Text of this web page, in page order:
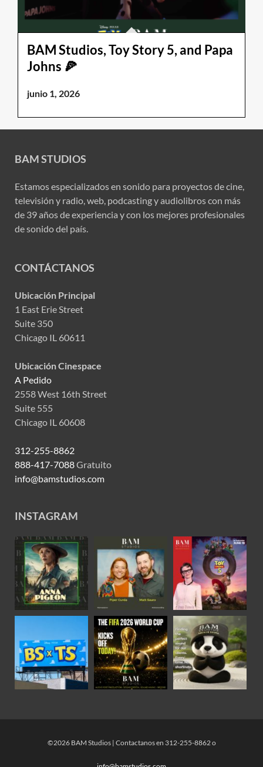
BAM Studios, Toy Story 5, and Papa
Johns 🍕
junio 1, 2026
BAM STUDIOS
Estamos especializados en sonido para proyectos de cine,
televisión y radio, web, podcasting y audiolibros con más
de 39 años de experiencia y con los mejores profesionales
de sonido del país.
CONTÁCTANOS
Ubicación Principal
1 East Erie Street
Suite 350
Chicago IL 60611
Ubicación Cinespace
A Pedido
2558 West 16th Street
Suite 555
Chicago IL 60608
312-255-8862
888-417-7088Gratuito
info@bamstudios.com
INSTAGRAM
©2026 BAM Studios | Contactanos en 312-255-8862 o